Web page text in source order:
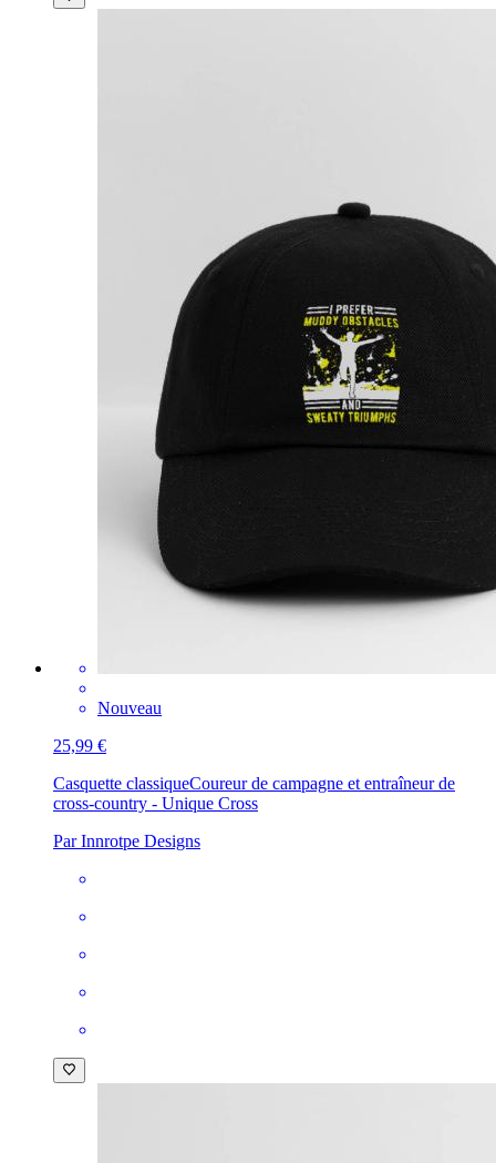
Nouveau
25,99 €
Casquette classiqueCoureur de campagne et entraîneur de
cross-country - Unique Cross
Par Innrotpe Designs